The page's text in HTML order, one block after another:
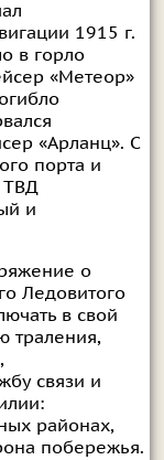
1915 г.
в горло
«Метеор»
«Арланц». С
порта и
ТВД
и
о
Ледовитого
в свой
траления,
связи и
районах,
побережья.